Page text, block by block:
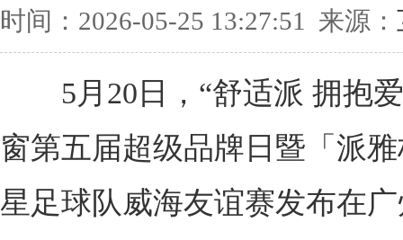
时间：2026-05-25 13:27:51 来源：
5月20日，“舒适派 拥抱
窗第五届超级品牌日暨「派
星足球队威海友谊赛发布在